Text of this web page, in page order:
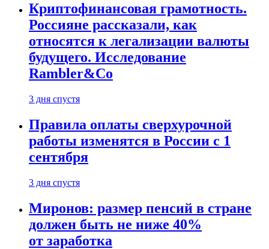
Криптофинансовая грамотность.
Россияне рассказали, как
относятся к легализации валюты
будущего. Исследование
Rambler&Co
3 дня спустя
Правила оплаты сверхурочной
работы изменятся в России с 1
сентября
3 дня спустя
Миронов: размер пенсий в стране
должен быть не ниже 40%
от заработка